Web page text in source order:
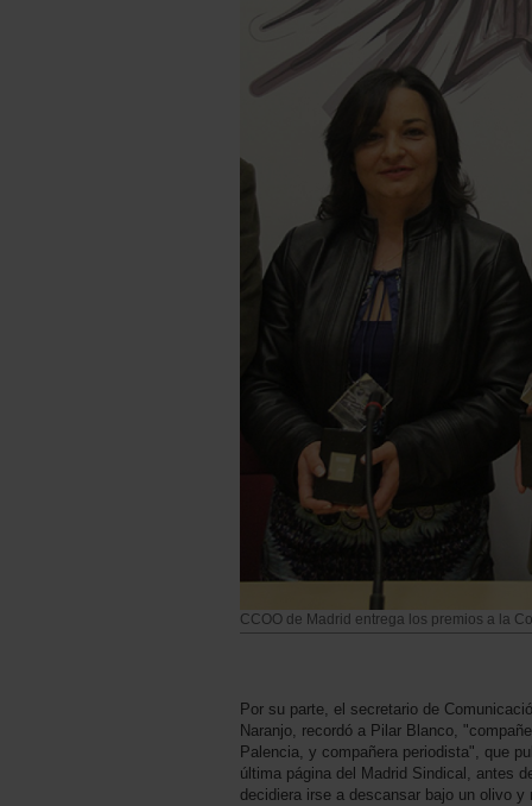
CCOO de Madrid entrega los premios a la
Por su parte, el secretario de
Naranjo, recordó a Pilar Blanco,
Palencia, y compañera periodista", que
última página del Madrid Sindical, antes
decidiera irse a descansar bajo un olivo y